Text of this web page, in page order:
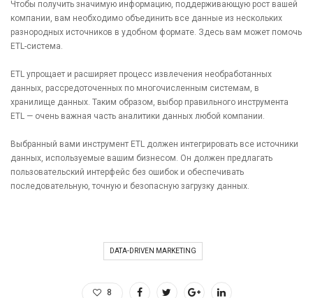
Чтобы получить значимую информацию, поддерживающую рост вашей
компании, вам необходимо объединить все данные из нескольких
разнородных источников в удобном формате. Здесь вам может помочь
ETL-система.
ETL упрощает и расширяет процесс извлечения необработанных
данных, рассредоточенных по многочисленным системам, в
хранилище данных. Таким образом, выбор правильного инструмента
ETL — очень важная часть аналитики данных любой компании.
Выбранный вами инструмент ETL должен интегрировать все источники
данных, используемые вашим бизнесом. Он должен предлагать
пользовательский интерфейс без ошибок и обеспечивать
последовательную, точную и безопасную загрузку данных.
DATA-DRIVEN MARKETING
8